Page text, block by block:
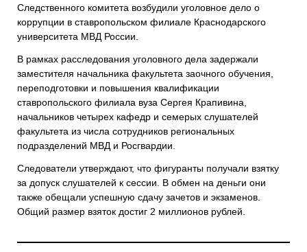
Следственного комитета возбудили уголовное дело о
коррупции в ставропольском филиале Краснодарского
университета МВД России.
В рамках расследования уголовного дела задержали
заместителя начальника факультета заочного обучения,
переподготовки и повышения квалификации
ставропольского филиала вуза Сергея Крапивина,
начальников четырех кафедр и семерых слушателей
факультета из числа сотрудников региональных
подразделений МВД и Росгвардии.
Следователи утверждают, что фигуранты получали взятку
за допуск слушателей к сессии. В обмен на деньги они
также обещали успешную сдачу зачетов и экзаменов.
Общий размер взяток достиг 2 миллионов рублей.